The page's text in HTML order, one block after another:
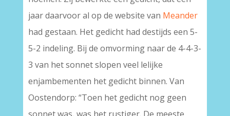
jaar daarvoor al op de website van Meander
had gestaan. Het gedicht had destijds een 5-
5-2 indeling. Bij de omvorming naar de 4-4-3-
3 van het sonnet slopen veel lelijke
enjambementen het gedicht binnen. Van
Oostendorp: “Toen het gedicht nog geen